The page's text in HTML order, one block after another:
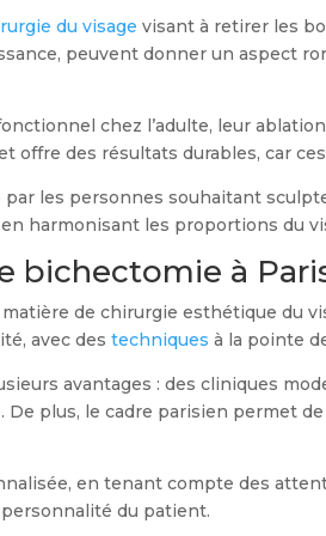
du visage visant à retirer les
peuvent donner un aspect
chez l’adulte, leur
offre des résultats durables, car
les personnes souhaitant
harmonisant les proportions du
bichectomie à
de chirurgie esthétique du
avec destechniques à la pointe
avantages : des cliniques
plus, le cadre parisien permet
en tenant compte des
du patient.